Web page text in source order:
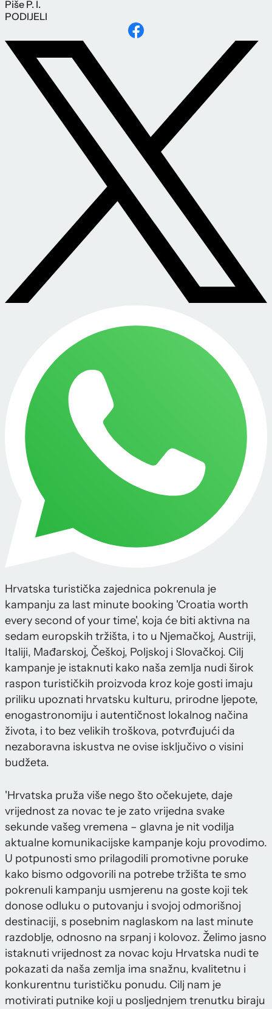
Piše P. I.
PODIJELI
Hrvatska turistička zajednica pokrenula je
kampanju za last minute booking 'Croatia worth
every second of your time', koja će biti aktivna na
sedam europskih tržišta, i to u Njemačkoj, Austriji,
Italiji, Mađarskoj, Češkoj, Poljskoj i Slovačkoj. Cilj
kampanje je istaknuti kako naša zemlja nudi širok
raspon turističkih proizvoda kroz koje gosti imaju
priliku upoznati hrvatsku kulturu, prirodne ljepote,
enogastronomiju i autentičnost lokalnog načina
života, i to bez velikih troškova, potvrđujući da
nezaboravna iskustva ne ovise isključivo o visini
budžeta.
'Hrvatska pruža više nego što očekujete, daje
vrijednost za novac te je zato vrijedna svake
sekunde vašeg vremena – glavna je nit vodilja
aktualne komunikacijske kampanje koju provodimo.
U potpunosti smo prilagodili promotivne poruke
kako bismo odgovorili na potrebe tržišta te smo
pokrenuli kampanju usmjerenu na goste koji tek
donose odluku o putovanju i svojoj odmorišnoj
destinaciji, s posebnim naglaskom na last minute
razdoblje, odnosno na srpanj i kolovoz. Želimo jasno
istaknuti vrijednost za novac koju Hrvatska nudi te
pokazati da naša zemlja ima snažnu, kvalitetnu i
konkurentnu turističku ponudu. Cilj nam je
motivirati putnike koji u posljednjem trenutku biraju